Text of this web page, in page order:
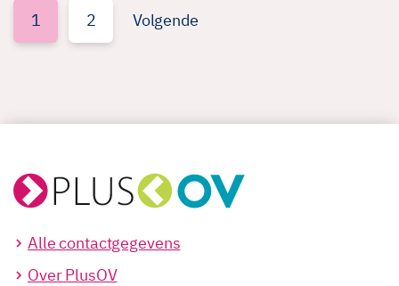
1 2 Volgende
Alle contactgegevens
Over PlusOV